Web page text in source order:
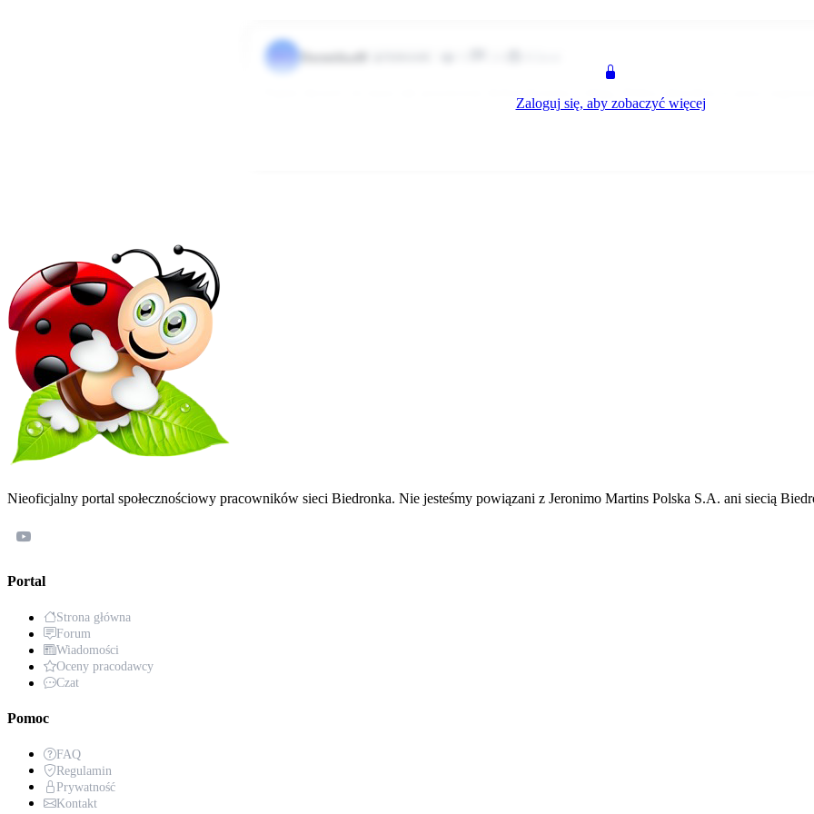
DO
[size=1]https://meblekalwaria.eu/meble_kuchenne/
Zaloguj się, aby zobaczyć więcej
Nieoficjalny portal społecznościowy pracowników sieci Biedronka. Nie jesteśmy powiązani z Jeronimo Martins Polska S.A. ani siecią
Portal
Strona główna
Forum
Wiadomości
Oceny pracodawcy
Czat
Pomoc
FAQ
Regulamin
Prywatność
Kontakt